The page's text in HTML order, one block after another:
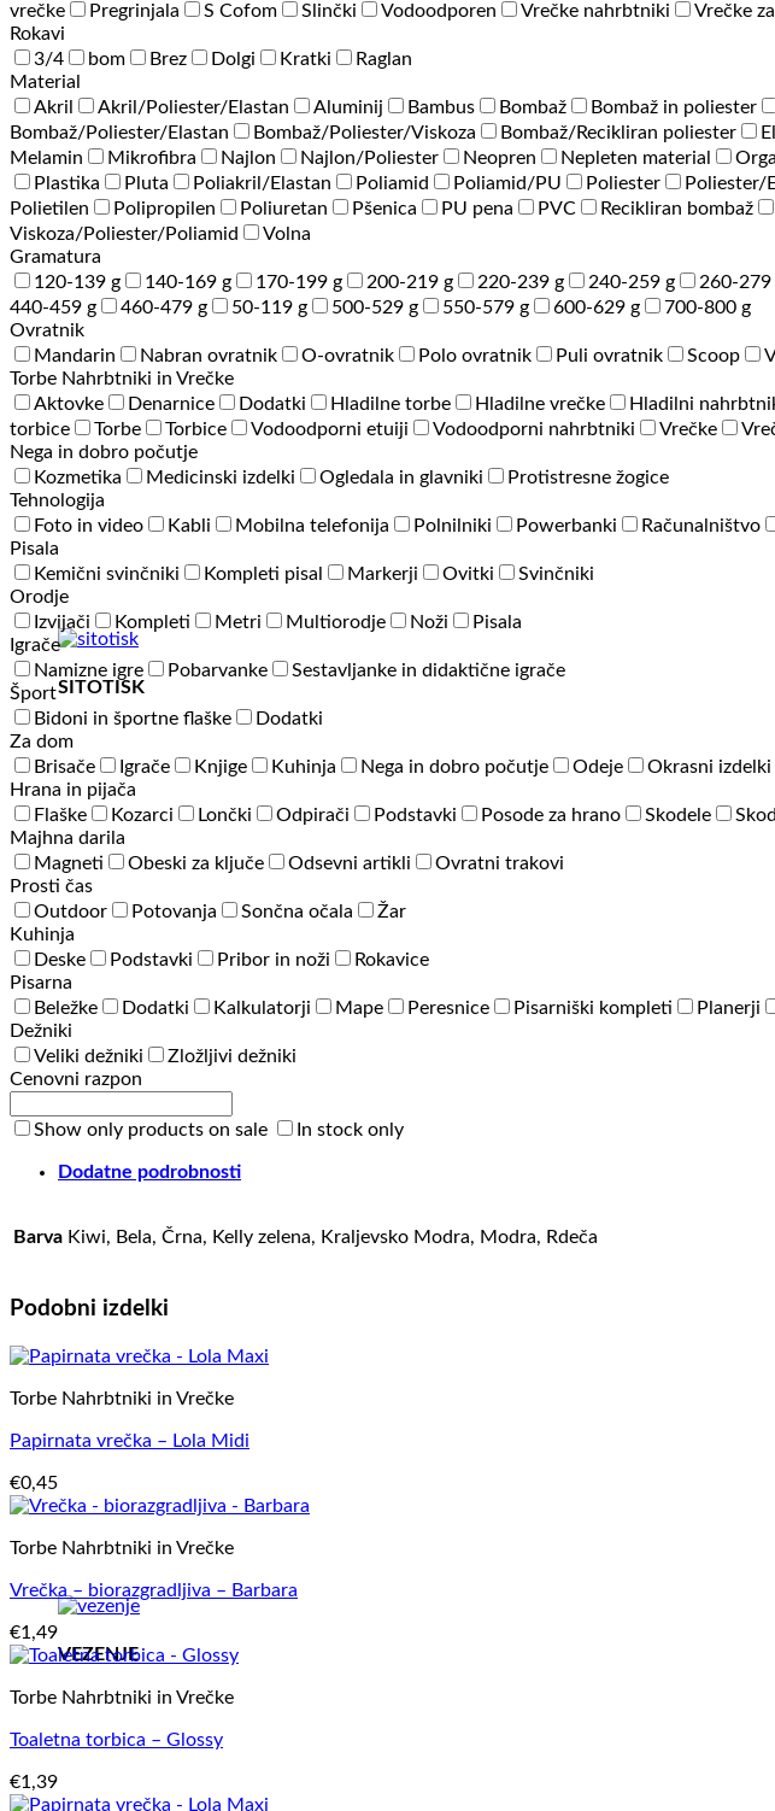
SITOTISK
VEZENJE
vrečke
Pregrinjala S Cofom Slinčki Vodoodporen Vrečke nahrbtniki Vrečke
Rokavi
3/4
bom Brez Dolgi Kratki
Raglan
Material
Akril
Akril/Poliester/Elastan Aluminij Bambus Bombaž Bombaž in poliester
Bombaž/Poliester/Elastan
Bombaž/Poliester/Viskoza Bombaž/Recikliran poliester
Melamin
Mikrofibra Najlon Najlon/Poliester Neopren Nepleten material
Plastika
Pluta Poliakril/Elastan Poliamid Poliamid/PU Poliester Poliester/
Polietilen
Polipropilen Poliuretan Pšenica PU pena PVC Recikliran bombaž
Viskoza/Poliester/Poliamid
Volna
Gramatura
120-139 g
140-169 g 170-199 g 200-219 g 220-239 g 240-259 g 260-279
440-459 g
460-479 g 50-119 g 500-529 g 550-579 g 600-629 g
700-800 g
Ovratnik
Mandarin
Nabran ovratnik O-ovratnik Polo ovratnik Puli ovratnik Scoop
Torbe Nahrbtniki in Vrečke
Aktovke
Denarnice Dodatki Hladilne torbe Hladilne vrečke Hladilni
torbice
Torbe Torbice Vodoodporni etuiji Vodoodporni nahrbtniki Vrečke
Nega in dobro počutje
Kozmetika
Medicinski izdelki Ogledala in glavniki
Protistresne žogice
Tehnologija
Foto in video
Kabli Mobilna telefonija Polnilniki Powerbanki Računalništvo
Pisala
Kemični svinčniki
Kompleti pisal Markerji Ovitki
Svinčniki
Orodje
Izvijači
Kompleti Metri Multiorodje Noži
Pisala
Igrače
Namizne igre
Pobarvanke
Sestavljanke in didaktične igrače
Šport
Bidoni in športne flaške
Dodatki
Za dom
Brisače
Igrače Knjige Kuhinja Nega in dobro počutje Odeje Okrasni izdelki
Hrana in pijača
Flaške
Kozarci Lončki Odpirači Podstavki Posode za hrano Skodele
Majhna darila
Magneti
Obeski za ključe Odsevni artikli
Ovratni trakovi
Prosti čas
Outdoor
Potovanja Sončna očala
Žar
Kuhinja
Deske
Podstavki Pribor in noži
Rokavice
Pisarna
Beležke
Dodatki Kalkulatorji Mape Peresnice Pisarniški kompleti Planerji
Dežniki
Veliki dežniki
Zložljivi dežniki
Cenovni razpon
Show only products on sale In stock only
Dodatne podrobnosti
Barva Kiwi, Bela, Črna, Kelly zelena, Kraljevsko Modra, Modra, Rdeča
Podobni izdelki
Torbe Nahrbtniki in Vrečke
Papirnata vrečka – Lola Midi
€0,45
Torbe Nahrbtniki in Vrečke
Vrečka – biorazgradljiva – Barbara
€1,49
Torbe Nahrbtniki in Vrečke
Toaletna torbica – Glossy
€1,39